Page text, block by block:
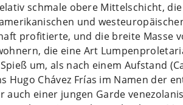
schmale obere Mittelschicht,
und
profitierte, und die breite Masse
die eine Art
um, als nach einem Aufstand
Hugo Chávez Frías im Namen der
auch einer jungen Garde